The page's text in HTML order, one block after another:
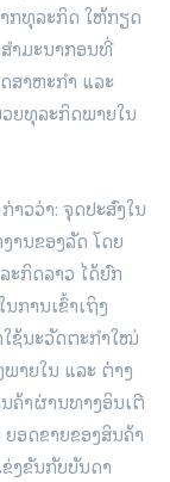
ກທຸລະກິດ ໃຫ້ກຽດ
ຳມະນາກອນທີ່
ສາຫະກຳ ແລະ
ຍທຸລະກິດພາຍໃນ
ວວ່າ: ຈຸດປະສົງໃນ
ານຂອງລັດ ໂດຍ
ະກິດລາວ ໄດ້ຍົກ
ການເຂົ້າເຖິງ
ຊ້ນະວັດຕະກໍາໃໝ່
າຍໃນ ແລະ ຕ່າງ
ຄ້າຜ່ານທາງອິນເຕີ
ອດຂາຍຂອງສິນຄ້າ
ງຂັນກັບບັນດາ